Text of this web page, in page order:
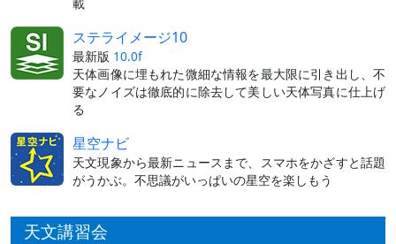
ステライメージ10
最新版 10.0f
天体画像に埋もれた微細な情報を最大限に引き出し、不
要なノイズは徹底的に除去して美しい天体写真に仕上げ
る
星空ナビ
天文現象から最新ニュースまで、スマホをかざすと話題
がうかぶ。不思議がいっぱいの星空を楽しもう
天文講習会